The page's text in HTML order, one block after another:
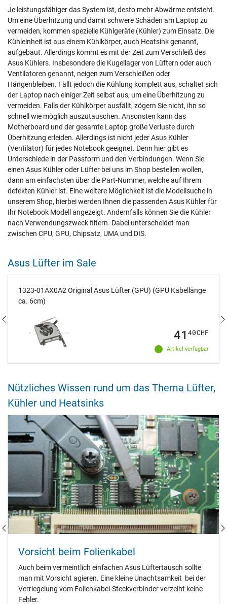
Je leistungsfähiger das System ist, desto mehr Abwärme entsteht.
Um eine Überhitzung und damit schwere Schäden am Laptop zu
vermeiden, kommen spezielle Kühlgeräte (Kühler) zum Einsatz. Die
Kühleinheit ist aus einem Kühlkörper, auch Heatsink genannt,
aufgebaut. Allerdings kommt es mit der Zeit zum Verschleiß des
Asus Kühlers. Insbesondere die Kugellager von Lüftern oder auch
Ventilatoren genannt, neigen zum Verschleißen oder
Hängenbleiben. Fällt jedoch die Kühlung komplett aus, schaltet sich
der Laptop nach einiger Zeit selbst aus, um eine Überhitzung zu
vermeiden. Falls der Kühlkörper ausfällt, zögern Sie nicht, ihn so
schnell wie möglich auszutauschen. Ansonsten kann das
Motherboard und der gesamte Laptop große Verluste durch
Überhitzung erleiden. Allerdings ist nicht jeder Asus Kühler
(Ventilator) für jedes Notebook geeignet. Denn hier gibt es
Unterschiede in der Passform und den Verbindungen. Wenn Sie
einen Asus Kühler oder Lüfter bei uns im Shop bestellen wollen,
dann am einfachsten über die Part-Nummer, welche auf Ihrem
defekten Kühler ist. Eine weitere Möglichkeit ist die Modellsuche in
unserem Shop, hierbei werden Ihnen die passenden Asus Kühler für
Ihr Notebook Modell angezeigt. Andernfalls können Sie die Kühler
nach Verwendungszweck filtern. Dabei unterscheidet man
zwischen CPU, GPU, Chipsatz, UMA und DIS.
Asus Lüfter im Sale
1323-01AX0A2 Original Asus Lüfter (GPU) (GPU Kabellänge
ca. 6cm)
Artikel verfügbar
41 40CHF
Nützliches Wissen rund um das Thema Lüfter,
Kühler und Heatsinks
Vorsicht beim Folienkabel
Auch beim vermeintlich einfachen Asus Lüftertausch sollte
man mit Vorsicht agieren. Eine kleine Unachtsamkeit bei der
Verriegelung vom Folienkabel-Steckverbinder verzeiht keine
Fehler.